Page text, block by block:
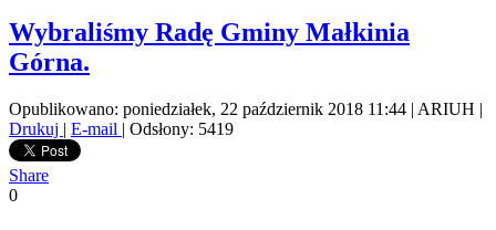
Wybraliśmy Radę Gminy Małkinia
Górna.
Opublikowano: poniedziałek, 22 październik 2018 11:44 | ARIUH |
Drukuj | E-mail | Odsłony: 5419
Share
0